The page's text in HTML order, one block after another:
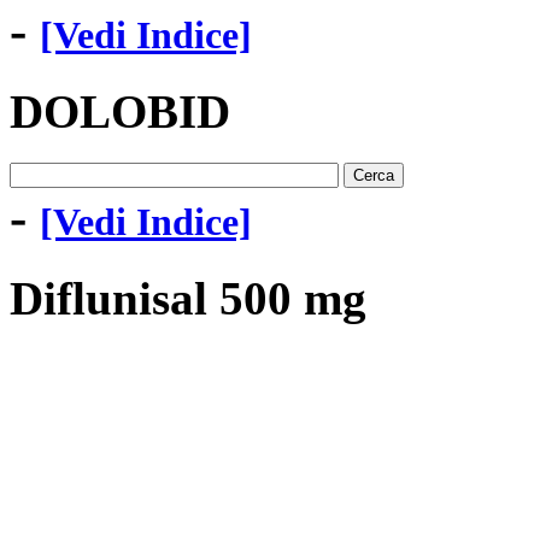
- [Vedi Indice]
DOLOBID
- [Vedi Indice]
Diflunisal 500 mg